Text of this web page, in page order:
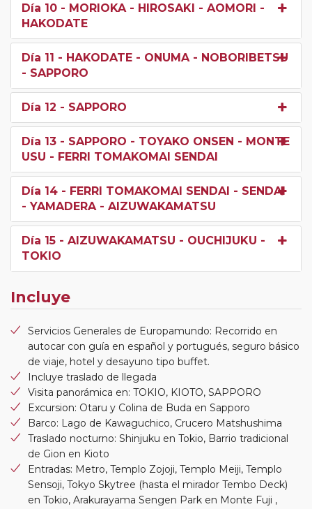
Día 10 - MORIOKA - HIROSAKI - AOMORI -
HAKODATE
Día 11 - HAKODATE - ONUMA - NOBORIBETSU
- SAPPORO
Día 12 - SAPPORO
Día 13 - SAPPORO - TOYAKO ONSEN - MONTE
USU - FERRI TOMAKOMAI SENDAI
Día 14 - FERRI TOMAKOMAI SENDAI - SENDAI
- YAMADERA - AIZUWAKAMATSU
Día 15 - AIZUWAKAMATSU - OUCHIJUKU -
TOKIO
Incluye
Servicios Generales de Europamundo: Recorrido en
autocar con guía en español y portugués, seguro básico
de viaje, hotel y desayuno tipo buffet.
Incluye traslado de llegada
Visita panorámica en: TOKIO, KIOTO, SAPPORO
Excursion: Otaru y Colina de Buda en Sapporo
Barco: Lago de Kawaguchico, Crucero Matshushima
Traslado nocturno: Shinjuku en Tokio, Barrio tradicional
de Gion en Kioto
Entradas: Metro, Templo Zojoji, Templo Meiji, Templo
Sensoji, Tokyo Skytree (hasta el mirador Tembo Deck)
en Tokio, Arakurayama Sengen Park en Monte Fuji ,